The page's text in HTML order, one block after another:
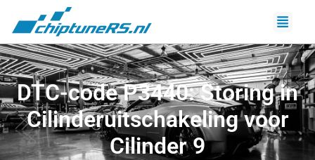
DTC-code P3440: Storing in
Cilinderuitschakeling voor
Cilinder 9